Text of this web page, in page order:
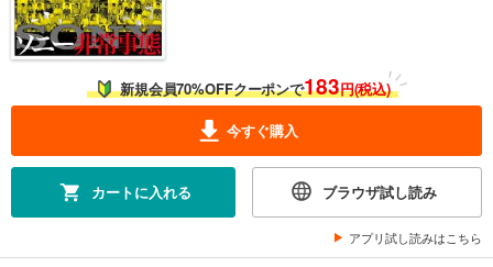
新規会員70%OFFクーポンで183円(税込)
今すぐ購入
カートに入れる ブラウザ試し読み
アプリ試し読みはこちら